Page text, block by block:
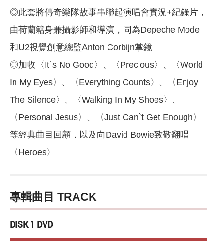
◎此套將傳奇樂隊故事串聯起演唱會實況+紀錄片，
由荷蘭籍身兼攝影師和導演，同為Depeche Mode
和U2視覺創意總監Anton Corbijn掌鏡
◎加收〈It`s No Good〉、〈Precious〉、〈World
In My Eyes〉、〈Everything Counts〉、〈Enjoy
The Silence〉、〈Walking In My Shoes〉、
〈Personal Jesus〉、〈Just Can`t Get Enough〉
等經典曲目回顧，以及向David Bowie致敬翻唱
〈Heroes〉
專輯曲目 TRACK
DISK 1 DVD